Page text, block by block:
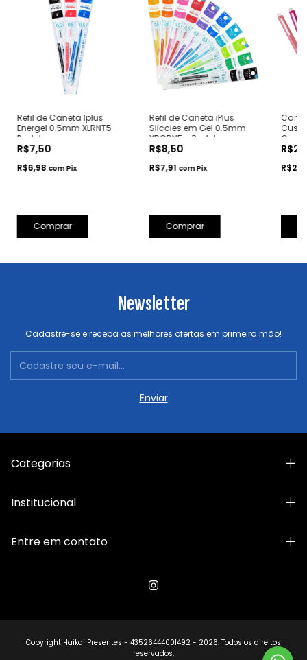
Refil de Caneta Iplus
Energel 0.5mm XLRNT5 -
Pentel
R$7,50
R$6,98 comPix
Comprar
Refil de Caneta iPlus
Sliccies em Gel 0.5mm
XBGRN5 - Pentel
R$8,50
R$7,91 comPix
Comprar
Newsletter
Cadastre-se e receba as melhores ofertas em primeira mão!
Categorias
Institucional
Entre em contato
Copyright Haikai Presentes - 43526444001492 - 2026. Todos os direitos
reservados.